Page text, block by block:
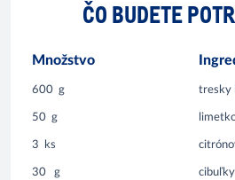
ČO BUDETE
Množstvo
600 g tresky
50 g
3 ks
30 g